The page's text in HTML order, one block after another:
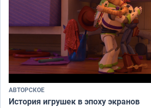
АВТОРСКОЕ
История игрушек в эпоху экранов